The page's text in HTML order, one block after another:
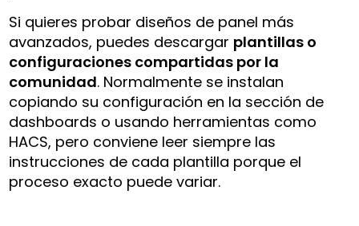
Si quieres probar diseños de panel más
avanzados, puedes descargar plantillas o
configuraciones compartidas por la
comunidad. Normalmente se instalan
copiando su configuración en la sección de
dashboards o usando herramientas como
HACS, pero conviene leer siempre las
instrucciones de cada plantilla porque el
proceso exacto puede variar.